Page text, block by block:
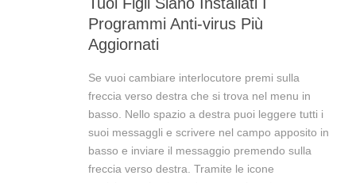
Programmi Anti-virus Più
Aggiornati
Se vuoi cambiare interlocutore premi sulla
freccia verso destra che si trova nel menu in
basso. Nello spazio a destra puoi leggere tutti i
suoi messaggli e scrivere nel campo apposito in
basso e inviare il messaggio premendo sulla
freccia verso destra. Tramite le icone